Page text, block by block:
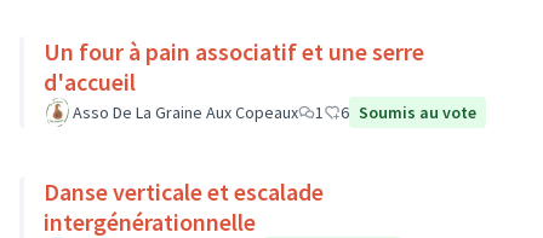
Un four à pain associatif et une serre
d'accueil
Asso De La Graine Aux Copeaux 1 6 Soumis au vote
Danse verticale et escalade
intergénérationnelle